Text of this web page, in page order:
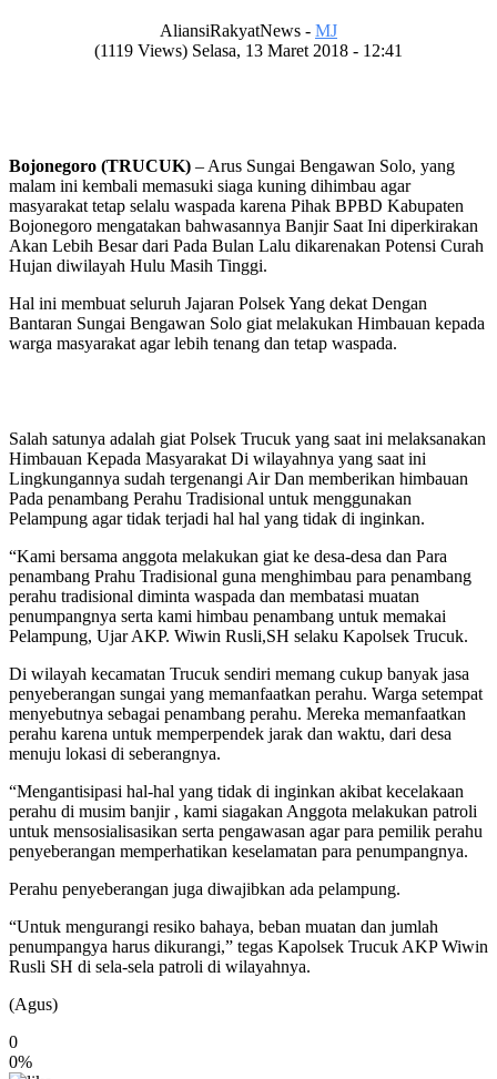
AliansiRakyatNews - MJ
(1119 Views) Selasa, 13 Maret 2018 - 12:41
Bojonegoro (TRUCUK) – Arus Sungai Bengawan Solo, yang
malam ini kembali memasuki siaga kuning dihimbau agar
masyarakat tetap selalu waspada karena Pihak BPBD Kabupaten
Bojonegoro mengatakan bahwasannya Banjir Saat Ini diperkirakan
Akan Lebih Besar dari Pada Bulan Lalu dikarenakan Potensi Curah
Hujan diwilayah Hulu Masih Tinggi.
Hal ini membuat seluruh Jajaran Polsek Yang dekat Dengan
Bantaran Sungai Bengawan Solo giat melakukan Himbauan kepada
warga masyarakat agar lebih tenang dan tetap waspada.
Salah satunya adalah giat Polsek Trucuk yang saat ini melaksanakan
Himbauan Kepada Masyarakat Di wilayahnya yang saat ini
Lingkungannya sudah tergenangi Air Dan memberikan himbauan
Pada penambang Perahu Tradisional untuk menggunakan
Pelampung agar tidak terjadi hal hal yang tidak di inginkan.
“Kami bersama anggota melakukan giat ke desa-desa dan Para
penambang Prahu Tradisional guna menghimbau para penambang
perahu tradisional diminta waspada dan membatasi muatan
penumpangnya serta kami himbau penambang untuk memakai
Pelampung, Ujar AKP. Wiwin Rusli,SH selaku Kapolsek Trucuk.
Di wilayah kecamatan Trucuk sendiri memang cukup banyak jasa
penyeberangan sungai yang memanfaatkan perahu. Warga setempat
menyebutnya sebagai penambang perahu. Mereka memanfaatkan
perahu karena untuk memperpendek jarak dan waktu, dari desa
menuju lokasi di seberangnya.
“Mengantisipasi hal-hal yang tidak di inginkan akibat kecelakaan
perahu di musim banjir , kami siagakan Anggota melakukan patroli
untuk mensosialisasikan serta pengawasan agar para pemilik perahu
penyeberangan memperhatikan keselamatan para penumpangnya.
Perahu penyeberangan juga diwajibkan ada pelampung.
“Untuk mengurangi resiko bahaya, beban muatan dan jumlah
penumpangya harus dikurangi,” tegas Kapolsek Trucuk AKP Wiwin
Rusli SH di sela-sela patroli di wilayahnya.
(Agus)
0
0%